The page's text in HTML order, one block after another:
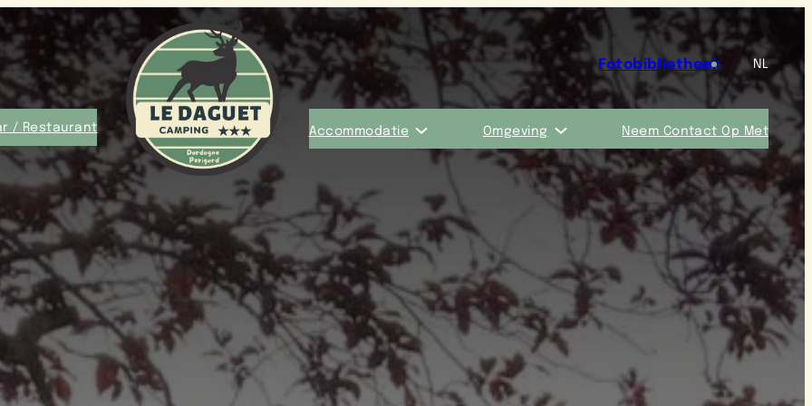
Fotobibliotheek NL
/ Restaurant Accommodatie Omgeving Neem Contact Op Met